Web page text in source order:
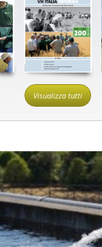
Visualizza tutti